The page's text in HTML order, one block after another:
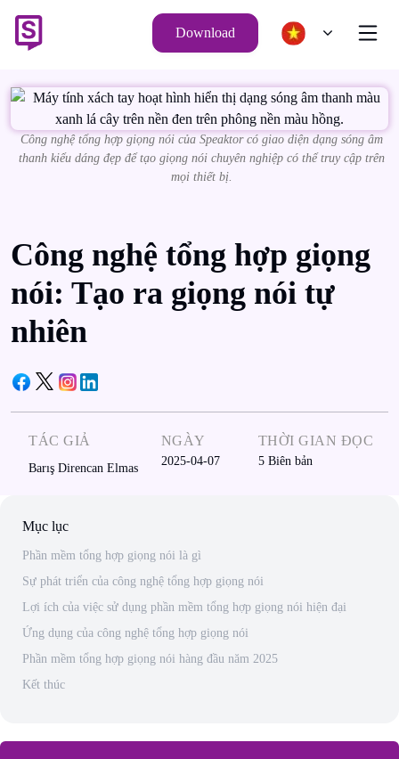
Download
Công nghệ tổng hợp giọng nói của Speaktor có giao diện dạng sóng âm
thanh kiểu dáng đẹp để tạo giọng nói chuyên nghiệp có thể truy cập trên
mọi thiết bị.
Công nghệ tổng hợp giọng
nói: Tạo ra giọng nói tự
nhiên
TÁC GIẢ
Barış Direncan Elmas
NGÀY
2025-04-07
THỜI GIAN ĐỌC
5 Biên bản
Mục lục
Phần mềm tổng hợp giọng nói là gì
Sự phát triển của công nghệ tổng hợp giọng nói
Lợi ích của việc sử dụng phần mềm tổng hợp giọng nói hiện đại
Ứng dụng của công nghệ tổng hợp giọng nói
Phần mềm tổng hợp giọng nói hàng đầu năm 2025
Kết thúc